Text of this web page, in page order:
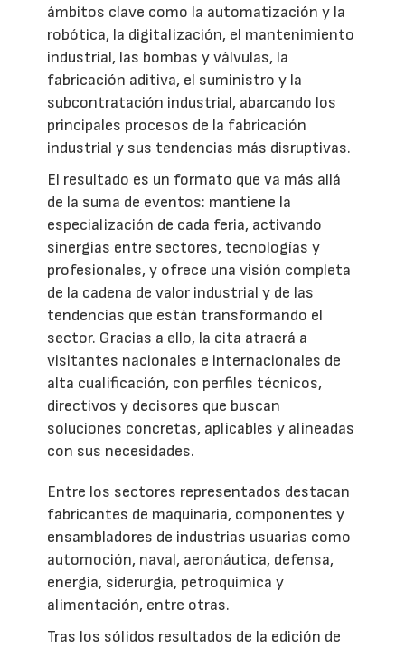
ámbitos clave como la automatización y la
robótica, la digitalización, el mantenimiento
industrial, las bombas y válvulas, la
fabricación aditiva, el suministro y la
subcontratación industrial, abarcando los
principales procesos de la fabricación
industrial y sus tendencias más disruptivas.
El resultado es un formato que va más allá
de la suma de eventos: mantiene la
especialización de cada feria, activando
sinergias entre sectores, tecnologías y
profesionales, y ofrece una visión completa
de la cadena de valor industrial y de las
tendencias que están transformando el
sector. Gracias a ello, la cita atraerá a
visitantes nacionales e internacionales de
alta cualificación, con perfiles técnicos,
directivos y decisores que buscan
soluciones concretas, aplicables y alineadas
con sus necesidades.
Entre los sectores representados destacan
fabricantes de maquinaria, componentes y
ensambladores de industrias usuarias como
automoción, naval, aeronáutica, defensa,
energía, siderurgia, petroquímica y
alimentación, entre otras.
Tras los sólidos resultados de la edición de